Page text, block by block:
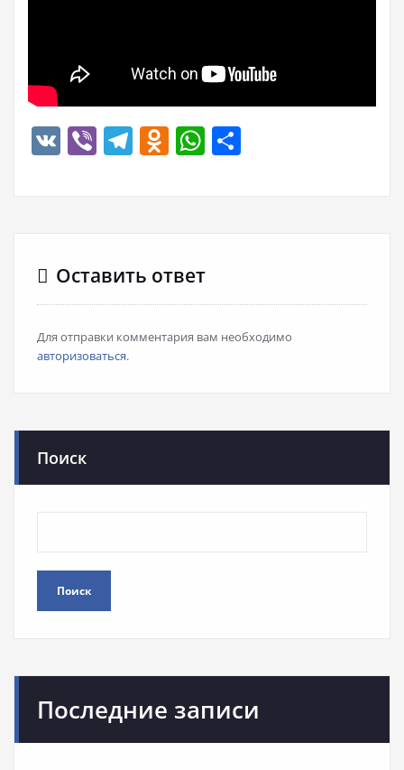
VK ViberTelegram
Odnoklassniki
WhatsApp
Оставить ответ
Для отправки комментария вам необходимо
авторизоваться.
Поиск
Поиск
Последние записи